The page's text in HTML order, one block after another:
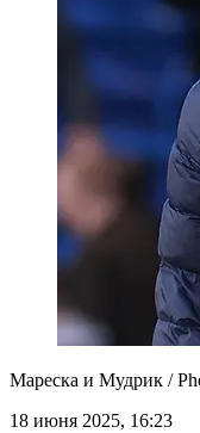
Мареска и Мудрик /
18 июня 2025, 16:23